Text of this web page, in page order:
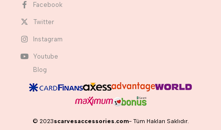
Facebook
Twitter
Instagram
Youtube
Blog
© 2023scarvesaccessories.com- Tüm Hakları Saklıdır.